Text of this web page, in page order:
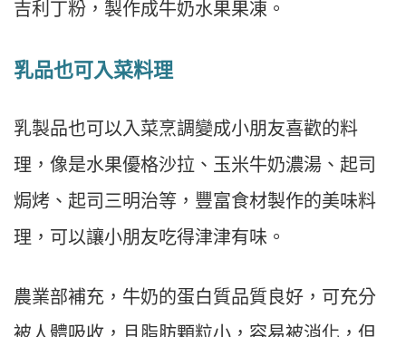
吉利丁粉，製作成牛奶水果果凍。
乳品也可入菜料理
乳製品也可以入菜烹調變成小朋友喜歡的料
理，像是水果優格沙拉、玉米牛奶濃湯、起司
焗烤、起司三明治等，豐富食材製作的美味料
理，可以讓小朋友吃得津津有味。
農業部補充，牛奶的蛋白質品質良好，可充分